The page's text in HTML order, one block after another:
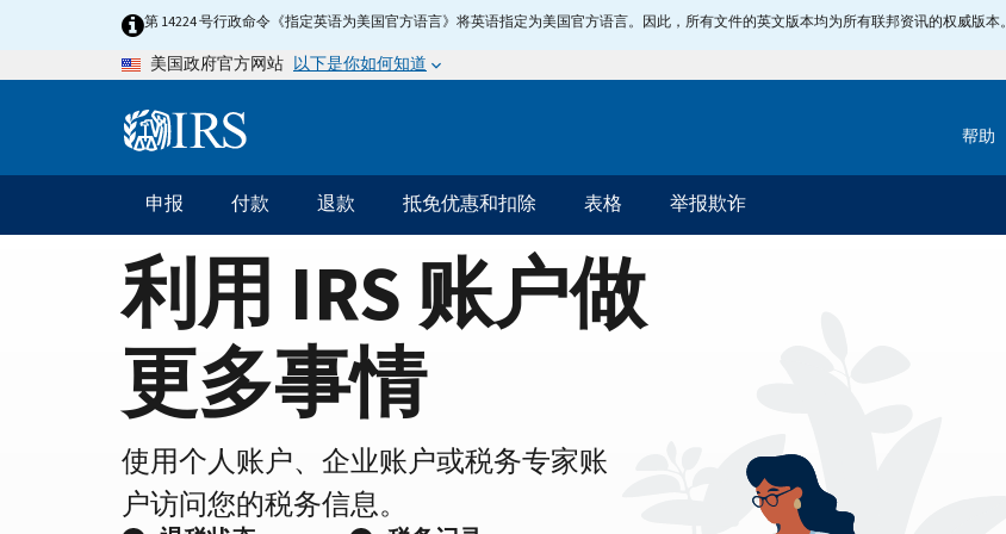
Page
第 14224 号行政命令《指定英语为美国官方语言》将英语指定为美国官方语言。因此，所有文件的英文版本均为所有联邦资讯的权威版本。
美国政府官方网站 以下是你如何知道
Information 帮助
主
要
导
航
申报 付款 退款 抵免优惠和扣除 表格 举报欺诈
利用 IRS 账户做
更多事情
使用个人账户、企业账户或税务专家账
户访问您的税务信息。